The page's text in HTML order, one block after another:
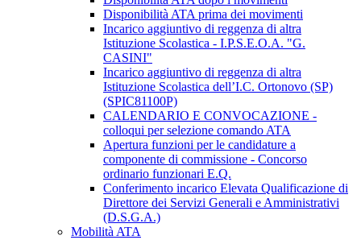
Disponibilità ATA prima dei movimenti
Incarico aggiuntivo di reggenza di altra
Istituzione Scolastica - I.P.S.E.O.A. "G.
CASINI"
Incarico aggiuntivo di reggenza di altra
Istituzione Scolastica dell’I.C. Ortonovo (SP)
(SPIC81100P)
CALENDARIO E CONVOCAZIONE -
colloqui per selezione comando ATA
Apertura funzioni per le candidature a
componente di commissione - Concorso
ordinario funzionari E.Q.
Conferimento incarico Elevata Qualificazione di
Direttore dei Servizi Generali e Amministrativi
(D.S.G.A.)
Mobilità ATA